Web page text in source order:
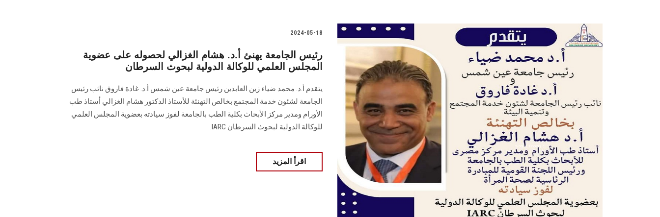
2024-05-18
رئيس الجامعة يهنئ أ.د. هشام الغزالي لحصوله على عضوية
المجلس العلمي للوكالة الدولية لبحوث السرطان
يتقدم أ.د. محمد ضياء زين العابدين رئيس جامعة عين شمس أ.د. غادة فاروق نائب رئيس
الجامعة لشئون خدمة المجتمع بخالص التهنئة للأستاذ الدكتور هشام الغزالي أستاذ طب
الأورام ومدير مركز الأبحاث بكلية الطب بالجامعة لفوز سيادته بعضوية المجلس العلمي
للوكالة الدولية لبحوث السرطان IARC.
اقرأ المزيد